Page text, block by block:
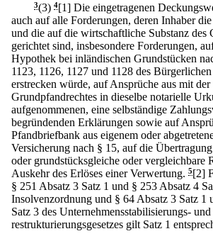
3(3) 4[1] Die eingetragenen
auch auf alle Forderungen, deren Inhaber
und die auf die wirtschaftliche Substanz des
gerichtet sind, insbesondere Forderungen,
Hypothek bei inländischen Grundstücken
1123, 1126, 1127 und 1128 des
erstrecken würde, auf Ansprüche aus mit
Grundpfandrechtes in dieselbe notarielle
aufgenommenen, eine selbständige
begründenden Erklärungen sowie auf
Pfandbriefbank aus eigenem oder
Versicherung nach § 15, auf die
oder grundstücksgleiche oder vergleichbare
Auskehr des Erlöses einer Verwertung. 5[2]
§ 251 Absatz 3 Satz 1 und § 253 Absatz 4
Insolvenzordnung und § 64 Absatz 3 Satz 1
Satz 3 des Unternehmensstabilisierungs-
restrukturierungsgesetzes gilt Satz 1